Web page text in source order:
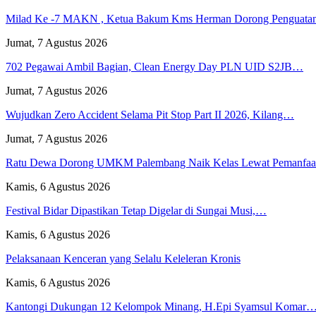
Milad Ke -7 MAKN , Ketua Bakum Kms Herman Dorong
Jumat, 7 Agustus 2026
702 Pegawai Ambil Bagian, Clean Energy Day PLN UID S2JB…
Jumat, 7 Agustus 2026
Wujudkan Zero Accident Selama Pit Stop Part II 2026, Kilang…
Jumat, 7 Agustus 2026
Ratu Dewa Dorong UMKM Palembang Naik Kelas Lewat
Kamis, 6 Agustus 2026
Festival Bidar Dipastikan Tetap Digelar di Sungai Musi,…
Kamis, 6 Agustus 2026
Pelaksanaan Kenceran yang Selalu Keleleran Kronis
Kamis, 6 Agustus 2026
Kantongi Dukungan 12 Kelompok Minang, H.Epi Syamsul Komar…